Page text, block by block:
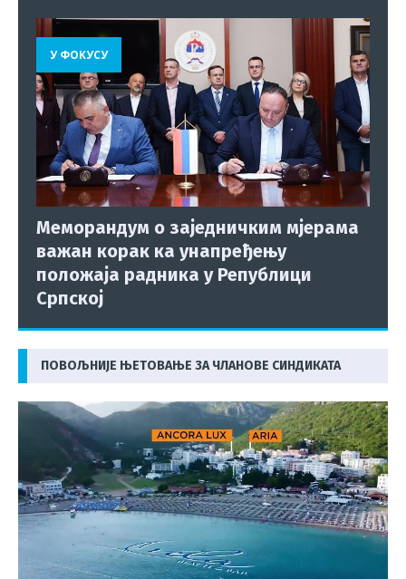
У ФОКУСУ
Меморандум о заједничким мјерама
важан корак ка унапређењу
положаја радника у Републици
Српској
ПОВОЉНИЈЕ ЊЕТОВАЊЕ ЗА ЧЛАНОВЕ СИНДИКАТА